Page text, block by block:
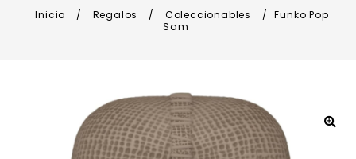
Inicio / Regalos / Coleccionables /
Funko Pop
Sam